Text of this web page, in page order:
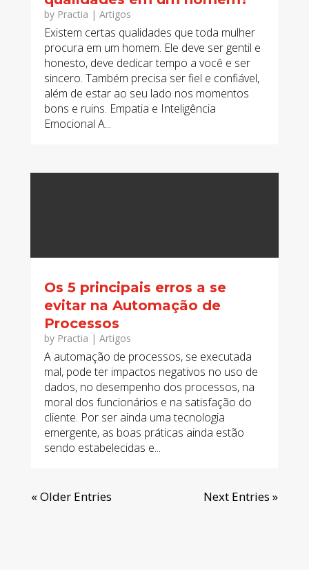
by Practia | Artigos
Existem certas qualidades que toda mulher
procura em um homem. Ele deve ser gentil e
honesto, deve dedicar tempo a você e ser
sincero. Também precisa ser fiel e confiável,
além de estar ao seu lado nos momentos
bons e ruins. Empatia e Inteligência
Emocional A...
Os 5 principais erros a se
evitar na Automação de
Processos
by Practia | Artigos
A automação de processos, se executada
mal, pode ter impactos negativos no uso de
dados, no desempenho dos processos, na
moral dos funcionários e na satisfação do
cliente. Por ser ainda uma tecnologia
emergente, as boas práticas ainda estão
sendo estabelecidas e...
« Older Entries Next Entries »